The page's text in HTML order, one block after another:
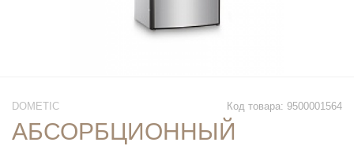
Код товара: 9500001564
DOMETIC
АБСОРБЦИОННЫЙ